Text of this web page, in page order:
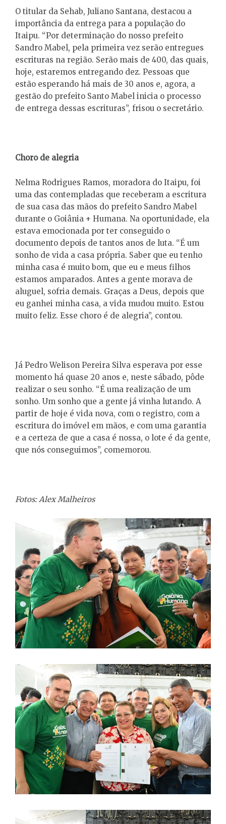
O titular da Sehab, Juliano Santana, destacou a
importância da entrega para a população do
Itaipu. “Por determinação do nosso prefeito
Sandro Mabel, pela primeira vez serão entregues
escrituras na região. Serão mais de 400, das quais,
hoje, estaremos entregando dez. Pessoas que
estão esperando há mais de 30 anos e, agora, a
gestão do prefeito Santo Mabel inicia o processo
de entrega dessas escrituras”, frisou o secretário.
Choro de alegria
Nelma Rodrigues Ramos, moradora do Itaipu, foi
uma das contempladas que receberam a escritura
de sua casa das mãos do prefeito Sandro Mabel
durante o Goiânia + Humana. Na oportunidade, ela
estava emocionada por ter conseguido o
documento depois de tantos anos de luta. “É um
sonho de vida a casa própria. Saber que eu tenho
minha casa é muito bom, que eu e meus filhos
estamos amparados. Antes a gente morava de
aluguel, sofria demais. Graças a Deus, depois que
eu ganhei minha casa, a vida mudou muito. Estou
muito feliz. Esse choro é de alegria”, contou.
Já Pedro Welison Pereira Silva esperava por esse
momento há quase 20 anos e, neste sábado, pôde
realizar o seu sonho. “É uma realização de um
sonho. Um sonho que a gente já vinha lutando. A
partir de hoje é vida nova, com o registro, com a
escritura do imóvel em mãos, e com uma garantia
e a certeza de que a casa é nossa, o lote é da gente,
que nós conseguimos”, comemorou.
Fotos: Alex Malheiros